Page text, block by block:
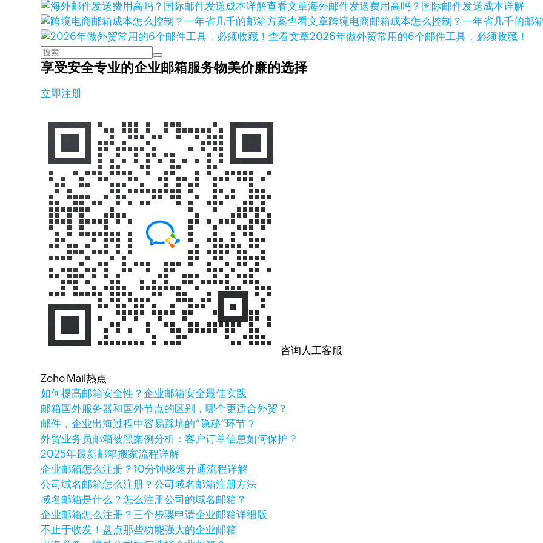
查看文章海外邮件发送费用高吗？国际邮件发送成本详解
查看文章跨境电商邮箱成本怎么控制？一年省几千的邮
查看文章2026年做外贸常用的6个邮件工具，必须收藏！
享受安全专业的企业邮箱服务物美价廉的选择
立即注册
咨询人工客服
Zoho Mail热点
如何提高邮箱安全性？企业邮箱安全最佳实践
邮箱国外服务器和国外节点的区别，哪个更适合外贸？
邮件，企业出海过程中容易踩坑的“隐秘”环节？
外贸业务员邮箱被黑案例分析：客户订单信息如何保护？
2025年最新邮箱搬家流程详解
企业邮箱怎么注册？10分钟极速开通流程详解
公司域名邮箱怎么注册？公司域名邮箱注册方法
域名邮箱是什么？怎么注册公司的域名邮箱？
企业邮箱怎么注册？三个步骤申请企业邮箱详细版
不止于收发！盘点那些功能强大的企业邮箱